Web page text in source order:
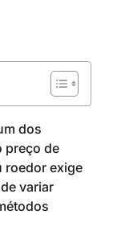
dos
preço de
roedor exige
variar